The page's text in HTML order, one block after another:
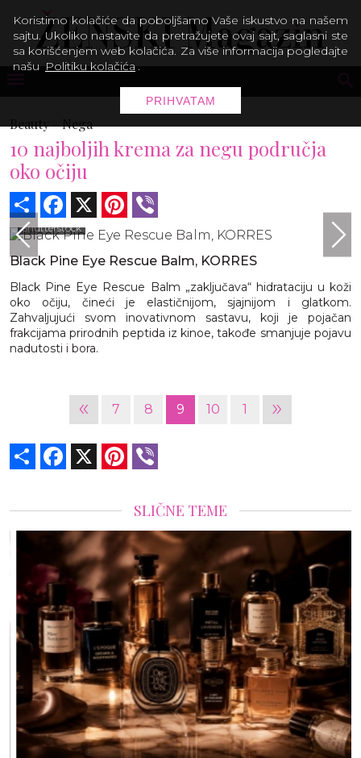
Beauty -Nega
10 najboljih krema za negu područja
oko očiju
Share Facebook Pinterest
Shutterstock
Black Pine Eye Rescue Balm, KORRES
Black Pine Eye Rescue Balm „zaključava“ hidrataciju u koži
oko očiju, čineći je elastičnijom, sjajnijom i glatkom.
Zahvaljujući svom inovativnom sastavu, koji je pojačan
frakcijama prirodnih peptida iz kinoe, takođe smanjuje pojavu
nadutosti i bora.
« 7 8 9 10 1 »
Share Facebook Pinterest
SLIČNE TEME
Koristimo kolačiće da poboljšamo Vaše iskustvo na našem
sajtu. Ukoliko nastavite da pretražujete ovaj sajt, saglasni ste
sa korišćenjem web kolačića. Za više informacija pogledajte
našu Politiku kolačića .
PRIHVATAM